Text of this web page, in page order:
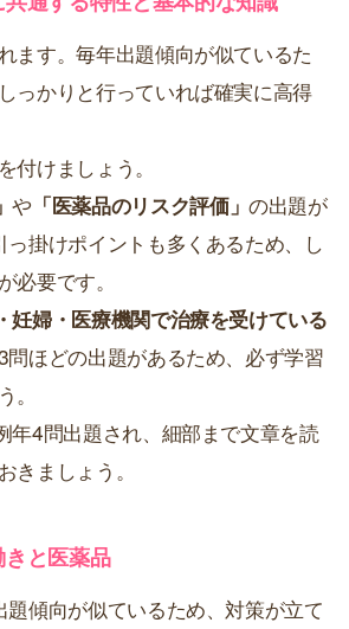
ます。毎年出題傾向が似ているた
っかりと行っていれば確実に高得
付けましょう。
や 「医薬品のリスク評価」の出題が
掛けポイントも多くあるため、し
必要です。
妊婦・医療機関で治療を受けている
問ほどの出題があるため、必ず学習
年4問出題され、細部まで文章を読
きましょう。
と医薬品
傾向が似ているため、対策が立て